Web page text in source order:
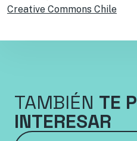
Creative Commons Chile
TAMBIÉN TE
INTERESAR